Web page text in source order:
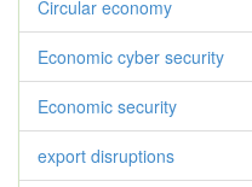
Circular economy
Economic cyber security
Economic security
export disruptions